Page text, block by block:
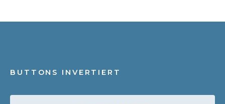
BUTTONS INVERTIERT